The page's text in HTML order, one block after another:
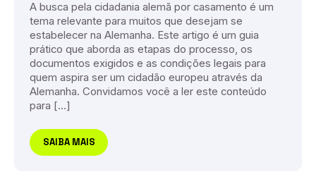
A busca pela cidadania alemã por casamento é um
tema relevante para muitos que desejam se
estabelecer na Alemanha. Este artigo é um guia
prático que aborda as etapas do processo, os
documentos exigidos e as condições legais para
quem aspira ser um cidadão europeu através da
Alemanha. Convidamos você a ler este conteúdo
para […]
SAIBA MAIS